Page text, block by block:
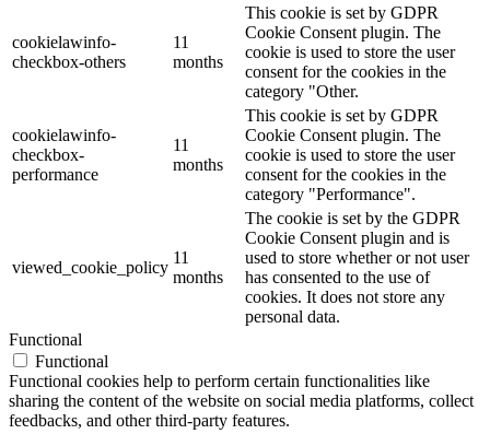
cookielawinfo-
checkbox-others
11
months
This cookie is set by GDPR
Cookie Consent plugin. The
cookie is used to store the user
consent for the cookies in the
category "Other.
cookielawinfo-
checkbox-
performance
11
months
This cookie is set by GDPR
Cookie Consent plugin. The
cookie is used to store the user
consent for the cookies in the
category "Performance".
viewed_cookie_policy
11
months
The cookie is set by the GDPR
Cookie Consent plugin and is
used to store whether or not user
has consented to the use of
cookies. It does not store any
personal data.
Functional
Functional
Functional cookies help to perform certain functionalities like
sharing the content of the website on social media platforms, collect
feedbacks, and other third-party features.